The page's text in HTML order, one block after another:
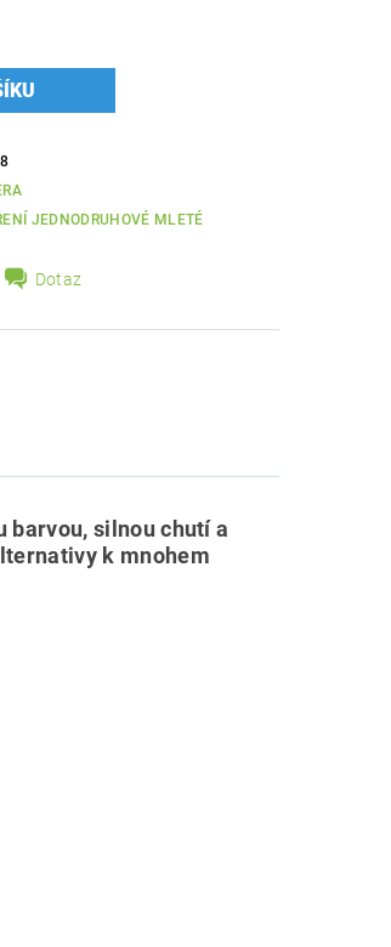
JEDNODRUHOVÉ MLETÉ
Dotaz
barvou, silnou chutí a
k mnohem